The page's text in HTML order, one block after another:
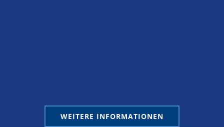
WEITERE INFORMATIONEN